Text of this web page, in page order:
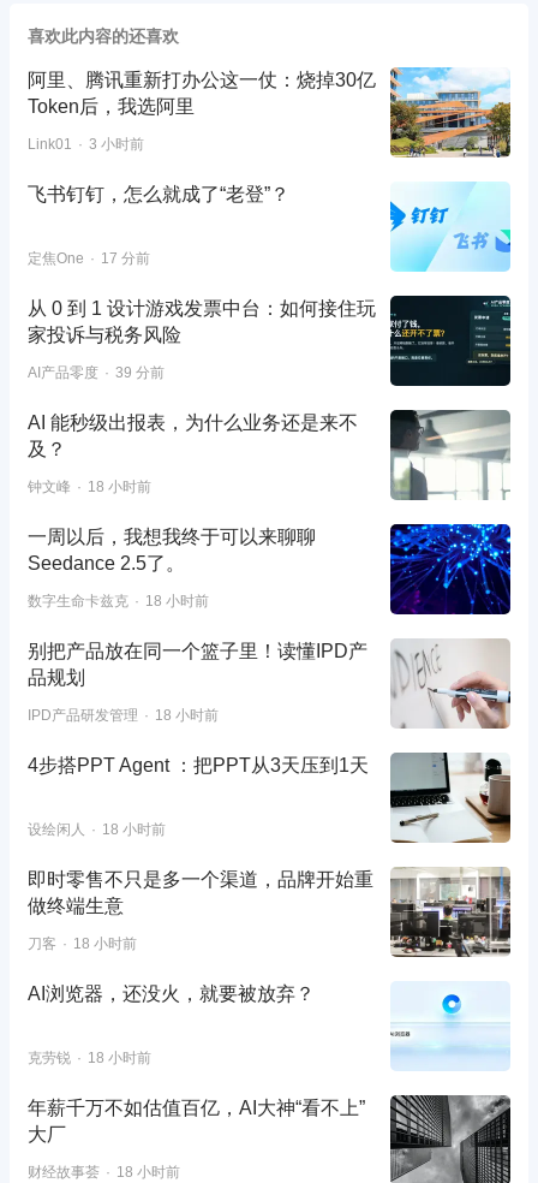
喜欢此内容的还喜欢
阿里、腾讯重新打办公这一仗：烧掉30亿
Token后，我选阿里
Link01 3 小时前
飞书钉钉，怎么就成了“老登”？
定焦One 17 分前
从 0 到 1 设计游戏发票中台：如何接住玩
家投诉与税务风险
AI产品零度 39 分前
AI 能秒级出报表，为什么业务还是来不
及？
钟文峰 18 小时前
一周以后，我想我终于可以来聊聊
Seedance 2.5了。
数字生命卡兹克 18 小时前
别把产品放在同一个篮子里！读懂IPD产
品规划
IPD产品研发管理 18 小时前
4步搭PPT Agent ：把PPT从3天压到1天
设绘闲人 18 小时前
即时零售不只是多一个渠道，品牌开始重
做终端生意
刀客 18 小时前
AI浏览器，还没火，就要被放弃？
克劳锐 18 小时前
年薪千万不如估值百亿，AI大神“看不上”
大厂
财经故事荟 18 小时前